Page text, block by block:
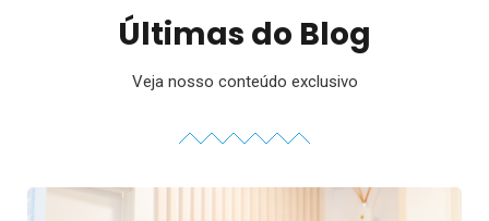
Últimas do Blog
Veja nosso conteúdo exclusivo